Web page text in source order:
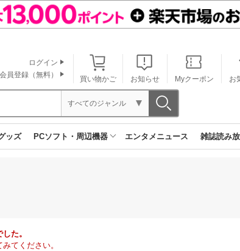
買い物かご お知らせ Myクーポン お
ログイン
員登録（無料）
すべてのジャンル
ッズ PCソフト・周辺機器 エンタメニュース 雑誌読み
た。
てください。